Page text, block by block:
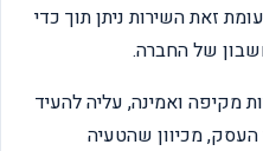
זאת השירות ניתן תוך כדי
של החברה.
מקיפה ואמינה, עליה להעיד
מכיוון שהטעיה